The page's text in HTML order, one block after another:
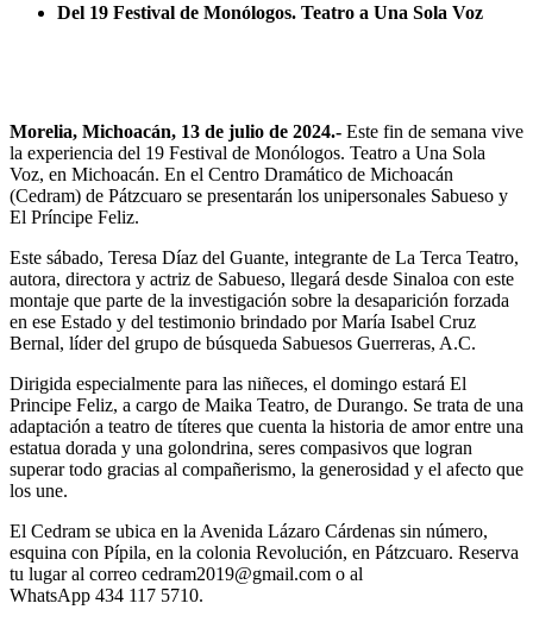
Del 19 Festival de Monólogos. Teatro a Una Sola Voz
Morelia, Michoacán, 13 de julio de 2024.- Este fin de semana vive
la experiencia del 19 Festival de Monólogos. Teatro a Una Sola
Voz, en Michoacán. En el Centro Dramático de Michoacán
(Cedram) de Pátzcuaro se presentarán los unipersonales Sabueso y
El Príncipe Feliz.
Este sábado, Teresa Díaz del Guante, integrante de La Terca Teatro,
autora, directora y actriz de Sabueso, llegará desde Sinaloa con este
montaje que parte de la investigación sobre la desaparición forzada
en ese Estado y del testimonio brindado por María Isabel Cruz
Bernal, líder del grupo de búsqueda Sabuesos Guerreras, A.C.
Dirigida especialmente para las niñeces, el domingo estará El
Principe Feliz, a cargo de Maika Teatro, de Durango. Se trata de una
adaptación a teatro de títeres que cuenta la historia de amor entre una
estatua dorada y una golondrina, seres compasivos que logran
superar todo gracias al compañerismo, la generosidad y el afecto que
los une.
El Cedram se ubica en la Avenida Lázaro Cárdenas sin número,
esquina con Pípila, en la colonia Revolución, en Pátzcuaro. Reserva
tu lugar al correo cedram2019@gmail.com o al
WhatsApp 434 117 5710.